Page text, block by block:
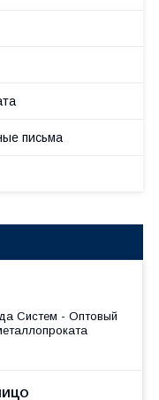
письма
Систем - Оптовый